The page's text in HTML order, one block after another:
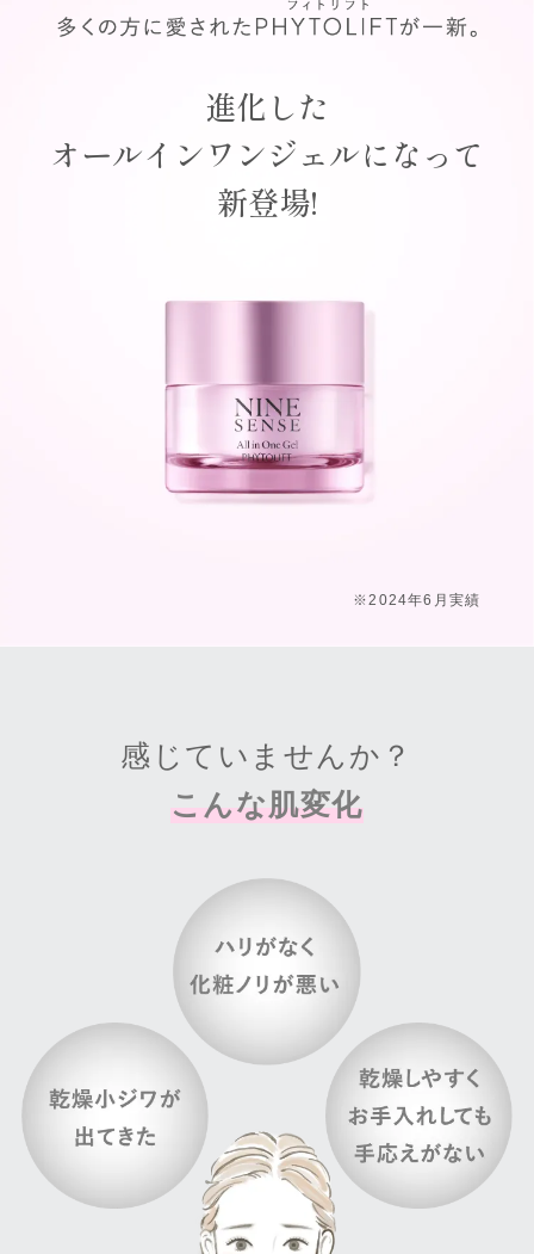
進化した
オールインワンジェルになって
新登場!
※2024年6月実績
感じていませんか？
こんな肌変化